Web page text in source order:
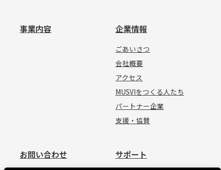
事業内容 企業情報
ごあいさつ
会社概要
アクセス
MUSVIをつくる人たち
パートナー企業
支援・協賛
お問い合わせ サポート